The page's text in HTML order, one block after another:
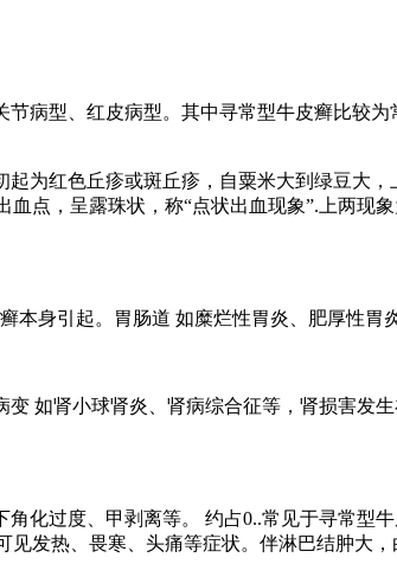
病型、红皮病型。其中寻常型牛皮癣比较
起为红色丘疹或斑丘疹，自粟米大到绿豆大
点，呈露珠状，称“点状出血现象”.上两现
身引起。胃肠道 如糜烂性胃炎、肥厚性胃炎
如肾小球肾炎、肾病综合征等，肾损害发
化过度、甲剥离等。 约占0..常见于寻常型
发热、畏寒、头痛等症状。伴淋巴结肿大